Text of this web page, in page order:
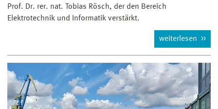
Prof. Dr. rer. nat. Tobias Rösch, der den Bereich
Elektrotechnik und Informatik verstärkt.
weiterlesen